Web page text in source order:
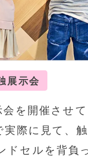
展示会
会を開催させ
実際に見て、
ドセルを背負